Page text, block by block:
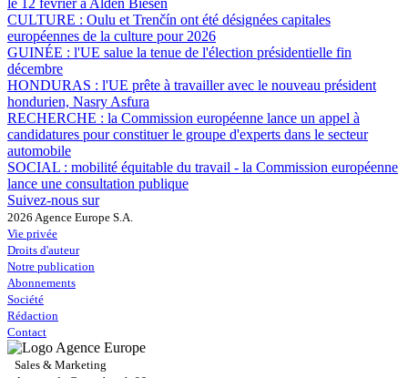
CULTURE : Oulu et Trenčín ont été désignées capitales
européennes de la culture pour 2026
GUINÉE : l'UE salue la tenue de l'élection présidentielle fin
décembre
HONDURAS : l'UE prête à travailler avec le nouveau président
hondurien, Nasry Asfura
RECHERCHE : la Commission européenne lance un appel à
candidatures pour constituer le groupe d'experts dans le secteur
automobile
SOCIAL : mobilité équitable du travail - la Commission européenne
lance une consultation publique
Suivez-nous sur
2026 Agence Europe S.A.
Vie privée
Droits d'auteur
Notre publication
Abonnements
Société
Rédaction
Contact
Sales & Marketing